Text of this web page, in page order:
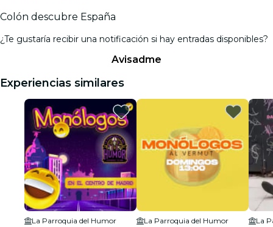
Colón descubre España
¿Te gustaría recibir una notificación si hay entradas disponibles?
Avisadme
Experiencias similares
La Parroquia del Humor
La Parroquia del Humor
La